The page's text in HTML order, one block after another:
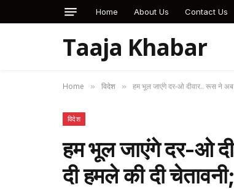
Home About Us Contact Us
Taaja Khabar
Home » विदेश » हम भूल जाएंगे दर-ओ दीवार.. रूस ने अब
विदेश
हम भूल जाएंगे दर-ओ
दी हमले की दी